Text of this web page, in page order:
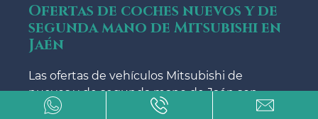
Ofertas de coches nuevos y de
segunda mano de Mitsubishi en
Jaén
Las ofertas de vehículos Mitsubishi de
nuevos y de segunda mano de Jaén son
tan dispares que es bastante difícil localizar